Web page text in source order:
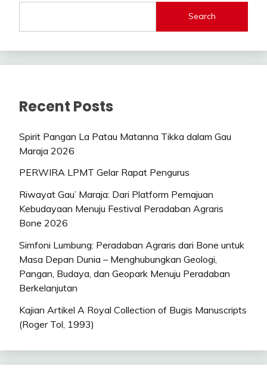
Search
Recent Posts
Spirit Pangan La Patau Matanna Tikka dalam Gau
Maraja 2026
PERWIRA LPMT Gelar Rapat Pengurus
Riwayat Gau’ Maraja: Dari Platform Pemajuan
Kebudayaan Menuju Festival Peradaban Agraris
Bone 2026
Simfoni Lumbung: Peradaban Agraris dari Bone untuk
Masa Depan Dunia – Menghubungkan Geologi,
Pangan, Budaya, dan Geopark Menuju Peradaban
Berkelanjutan
Kajian Artikel A Royal Collection of Bugis Manuscripts
(Roger Tol, 1993)